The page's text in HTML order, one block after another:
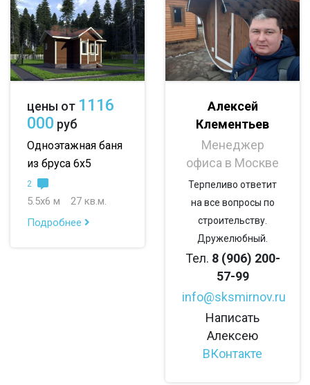
со вторым светом с санузлом с ванной
с туалетом с гостевой комнатой
с беседкой с двумя входами
с навесом для авто
цены от 1116
000 руб
Одноэтажная баня
из бруса 6х5
2
5.5х6 м
27 кв.м.
Подробнее
Алексей
Клементьев
Менеджер
офиса в Москве
Терпеливо ответит
на все вопросы по
строительству.
Дружелюбный.
Тел. 8 (906) 200-
57-99
info@sksmirnov.ru
Написать
Алексею
ВКонтакте